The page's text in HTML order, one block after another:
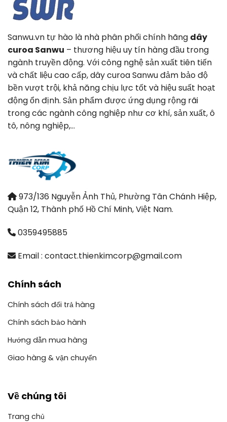
Sanwu.vn tự hào là nhà phân phối chính hãng dây
curoa Sanwu – thương hiệu uy tín hàng đầu trong
ngành truyền động. Với công nghệ sản xuất tiên tiến
và chất liệu cao cấp, dây curoa Sanwu đảm bảo độ
bền vượt trội, khả năng chịu lực tốt và hiệu suất hoạt
động ổn định. Sản phẩm được ứng dụng rộng rãi
trong các ngành công nghiệp như cơ khí, sản xuất, ô
tô, nông nghiệp,…
973/136 Nguyễn Ảnh Thủ, Phường Tân Chánh Hiệp,
Quận 12, Thành phố Hồ Chí Minh, Việt Nam.
0359495885
Email : contact.thienkimcorp@gmail.com
Chính sách
Chính sách đổi trả hàng
Chính sách bảo hành
Hướng dẫn mua hàng
Giao hàng & vận chuyển
Về chúng tôi
Trang chủ